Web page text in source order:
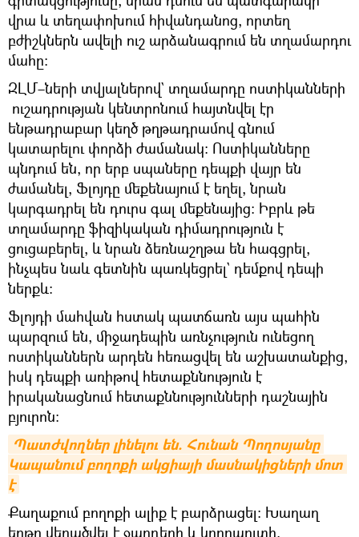
վրա և տեղափոխում հիվանդանոց, որտեղ
բժիշկներն ավելի ուշ արձանագրում են տղամարդու
մահը։
ԶԼՄ–ների տվյալներով` տղամարդը ոստիկանների
ուշադրության կենտրոնում հայտնվել էր
ենթադրաբար կեղծ թղթադրամով գնում
կատարելու փորձի ժամանակ։ Ոստիկանները
պնդում են, որ երբ սպաները դեպքի վայր են
ժամանել, Ֆլոյդը մեքենայում է եղել, նրան
կարգադրել են դուրս գալ մեքենայից։ Իբրև թե
տղամարդը ֆիզիկական դիմադրություն է
ցուցաբերել, և նրան ձեռնաշղթա են հագցրել,
ինչպես նաև գետնին պառկեցրել` դեմքով դեպի
ներքև։
Ֆլոյդի մահվան հստակ պատճառն այս պահին
պարզում են, միջադեպին առնչություն ունեցող
ոստիկաններն արդեն հեռացվել են աշխատանքից,
իսկ դեպքի առիթով հետաքննություն է
իրականացնում հետաքննությունների դաշնային
բյուրոն։
Պատժվողներ լինելու են. Հունան Պողոսյանը
Կապանում բողոքի ակցիայի մասնակիցների մոտ
է
Քաղաքում բողոքի ալիք է բարձրացել։ Խաղաղ
երթը վերածվել է ջարդերի և կողոպուտի,